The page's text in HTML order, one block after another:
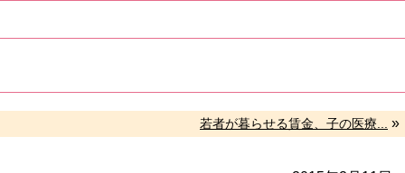
若者が暮らせる賃金、子の医療... »